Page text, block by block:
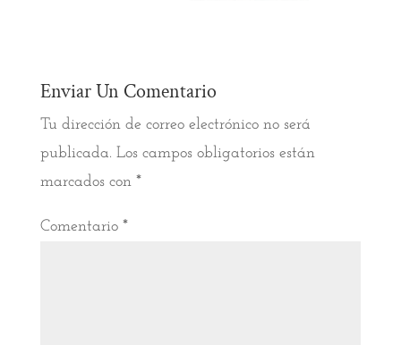
Enviar Un Comentario
Tu dirección de correo electrónico no será
publicada. Los campos obligatorios están
marcados con *
Comentario *